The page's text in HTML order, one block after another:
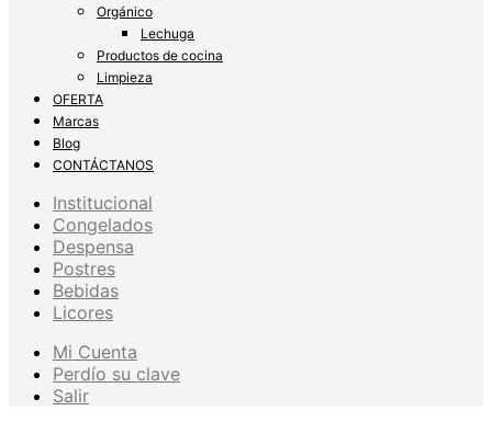
Orgánico
Lechuga
Productos de cocina
Limpieza
OFERTA
Marcas
Blog
CONTÁCTANOS
Institucional
Congelados
Despensa
Postres
Bebidas
Licores
Mi Cuenta
Perdío su clave
Salir